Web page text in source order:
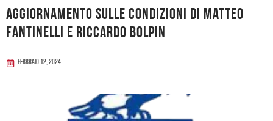
Aggiornamento sulle condizioni di Matteo
Fantinelli e Riccardo Bolpin
Febbraio 12, 2024